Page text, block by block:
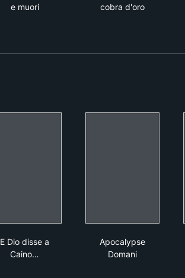
e muori
cobra d'oro
E Dio disse a
Caino…
Apocalypse
Domani